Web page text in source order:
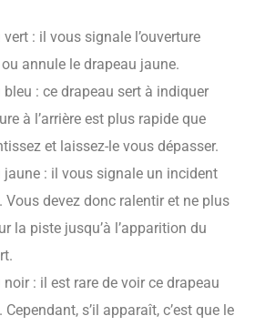
: il vous signale l’ouverture
ou annule le drapeau jaune.
bleu : ce drapeau sert à indiquer
à l’arrière est plus rapide que
et laissez-le vous dépasser.
jaune : il vous signale un incident
Vous devez donc ralentir et ne plus
la piste jusqu’à l’apparition du
noir : il est rare de voir ce drapeau
s’il apparaît, c’est que le